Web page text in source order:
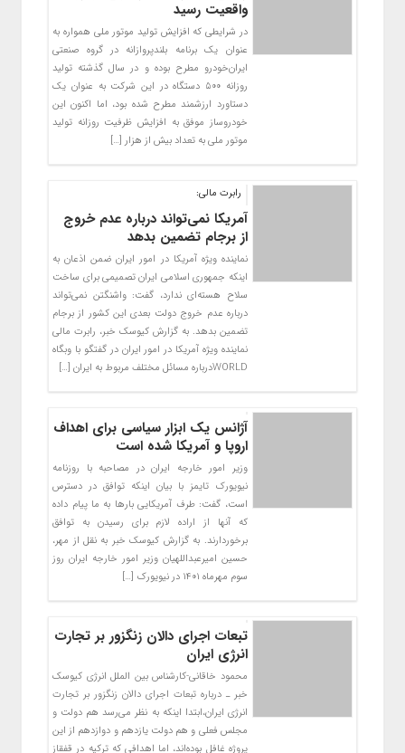
واقعیت رسید
در شرایطی که افزایش تولید موتور ملی همواره به
عنوان یک برنامه بلندپروازانه در گروه صنعتی
ایران‌خودرو مطرح بوده و در سال گذشته تولید
روزانه ۵۰۰ دستگاه در این شرکت به عنوان یک
دستاورد ارزشمند مطرح شده بود، اما اکنون این
خودروساز موفق به افزایش ظرفیت روزانه تولید
موتور ملی به تعداد بیش از هزار […]
رابرت مالی:
آمریکا نمی‌تواند درباره عدم خروج
از برجام تضمین بدهد
نماینده ویژه آمریکا در امور ایران ضمن اذعان به
اینکه جمهوری اسلامی ایران تصمیمی برای ساخت
سلاح هسته‌ای ندارد، گفت: واشنگتن نمی‌تواند
درباره عدم خروج دولت بعدی این کشور از برجام
تضمین بدهد. به گزارش کیوسک خبر، رابرت مالی
نماینده ویژه آمریکا در امور ایران در گفتگو با وبگاه
WORLDدرباره مسائل مختلف مربوط به ایران […]
آژانس یک ابزار سیاسی برای اهداف
اروپا و آمریکا شده است
وزیر امور خارجه ایران در مصاحبه با روزنامه
نیویورک تایمز با بیان اینکه توافق در دسترس
است، گفت: طرف آمریکایی بارها به ما پیام داده
که آنها از اراده لازم برای رسیدن به توافق
برخوردارند. به گزارش کیوسک خبر به نقل از مهر،
حسین امیرعبداللهیان وزیر امور خارجه ایران روز
سوم مهرماه ۱۴۰۱ در نیویورک […]
تبعات اجرای دالان زنگزور بر تجارت
انرژی ایران
محمود خاقانی-کارشناس بین الملل انرژی کیوسک
خبر ـ درباره تبعات اجرای دالان زنگزور بر تجارت
انرژی ایران،ابتدا اینکه به نظر می‌رسد هم دولت و
مجلس فعلی و هم دولت یازدهم و دوازدهم از این
پروژه غافل بوده‌اند، اما اهدافی که ترکیه در قفقاز